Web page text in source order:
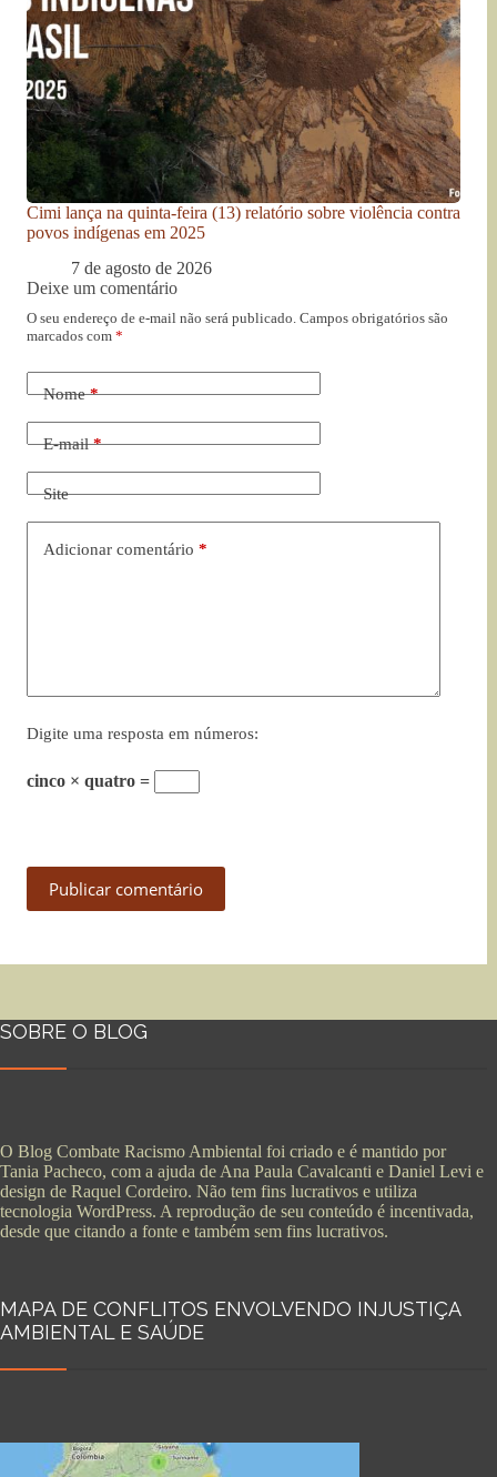
Cimi lança na quinta-feira (13) relatório sobre violência contra
povos indígenas em 2025
7 de agosto de 2026
Deixe um comentário
O seu endereço de e-mail não será publicado. Campos obrigatórios são
marcados com *
Nome*
E-mail*
Site
Adicionar comentário *
Digite uma resposta em números:
cinco × quatro =
Publicar comentário
SOBRE O BLOG
O Blog Combate Racismo Ambiental foi criado e é mantido por
Tania Pacheco, com a ajuda de Ana Paula Cavalcanti e Daniel Levi e
design de Raquel Cordeiro. Não tem fins lucrativos e utiliza
tecnologia WordPress. A reprodução de seu conteúdo é incentivada,
desde que citando a fonte e também sem fins lucrativos.
MAPA DE CONFLITOS ENVOLVENDO INJUSTIÇA
AMBIENTAL E SAÚDE